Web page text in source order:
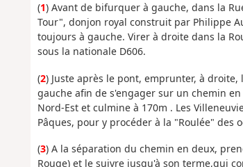
(1) Avant de bifurquer à gauche, dans la
Tour", donjon royal construit par Philippe
toujours à gauche. Virer à droite dans la
sous la nationale D606.
(2) Juste après le pont, emprunter, à
gauche afin de s'engager sur un chemin
Nord-Est et culmine à 170m . Les
Pâques, pour y procéder à la "Roulée" des
(3) A la séparation du chemin en deux,
Rouge) et le suivre jusqu'à son terme,qui